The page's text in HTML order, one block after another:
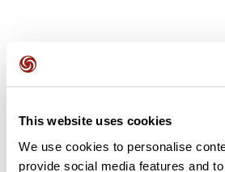
This website uses cookies
We use cookies to personalise
provide social media features and
Este recorrido aún no contiene